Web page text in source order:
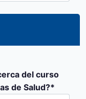
del curso
de Salud?*